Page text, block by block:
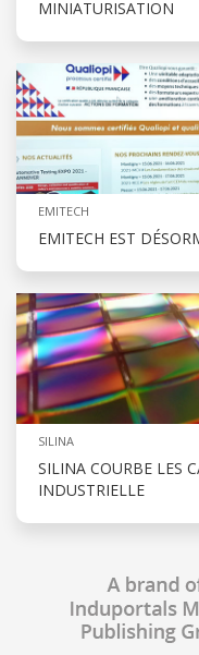
MINIATURISATION
EMITECH
EMITECH EST
SILINA
SILINA COURBE LES
INDUSTRIELLE